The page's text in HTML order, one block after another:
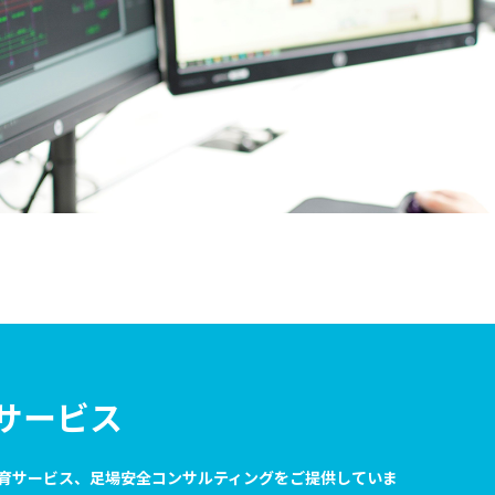
ービス
サービス、足場安全コンサルティングをご提供していま